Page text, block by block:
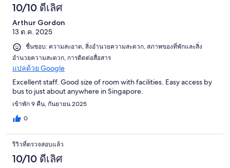
10/10 ดีเลิศ
Arthur Gordon
13 ต.ค. 2025
ชื่นชอบ: ความสะอาด, สิ่งอำนวยความสะดวก, สภาพของที่พักและสิ่ง
อำนวยความสะดวก, การติดต่อสื่อสาร
แปลด้วย Google
Excellent staff. Good size of room with facilities. Easy access by
bus to just about anywhere in Singapore.
เข้าพัก 9 คืน, กันยายน 2025
0
รีวิวที่ตรวจสอบแล้ว
10/10 ดีเลิศ